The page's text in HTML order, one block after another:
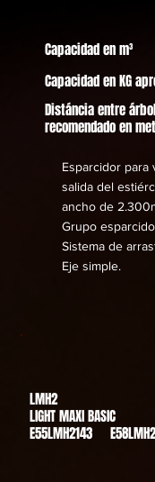
Capacidad en m³
Capacidad en KG
Distáncia entre
recomendado en
Esparcidor para
salida del
ancho de
Grupo
Sistema de
​Eje simple.
LMH2
LIGHT MAXI BASIC
E55LMH2143